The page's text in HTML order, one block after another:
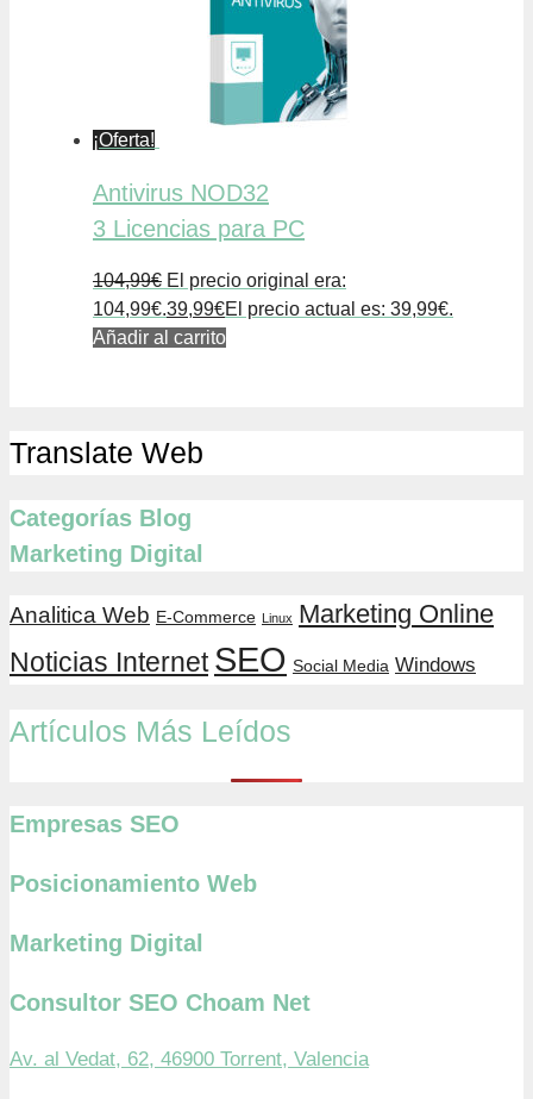
¡Oferta!
Antivirus NOD32
3 Licencias para PC
104,99€ El precio original era:
104,99€.39,99€El precio actual es: 39,99€.
Añadir al carrito
Translate Web
Categorías Blog
Marketing Digital
Analitica Web E-Commerce Linux Marketing Online
Noticias Internet SEO Social Media Windows
Artículos Más Leídos
Empresas SEO
Posicionamiento Web
Marketing Digital
Consultor SEO Choam Net
Av. al Vedat, 62, 46900 Torrent, Valencia